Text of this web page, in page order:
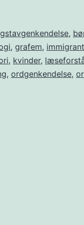
,
, grafem,
, kvinder,
, ordgenkendelse,